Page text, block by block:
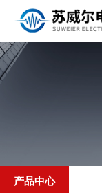
产品中心